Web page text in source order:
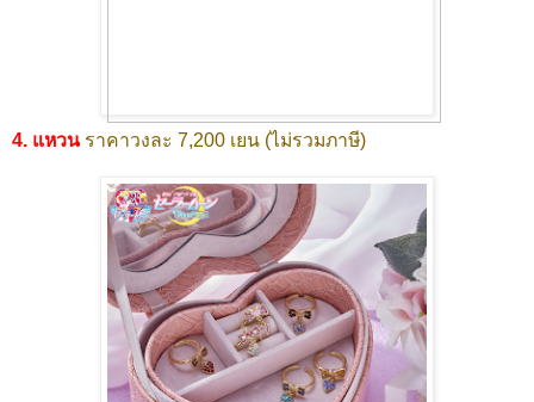
4. แหวน ราคาวงละ 7,200 เยน (ไม่รวมภาษี)